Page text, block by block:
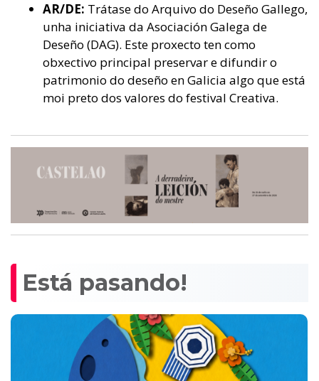
AR/DE: Trátase do Arquivo do Deseño Gallego,
unha iniciativa da Asociación Galega de
Deseño (DAG). Este proxecto ten como
obxectivo principal preservar e difundir o
patrimonio do deseño en Galicia algo que está
moi preto dos valores do festival Creativa.
Está pasando!